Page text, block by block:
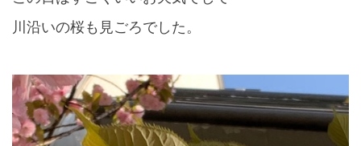
川沿いの桜も見ごろでした。